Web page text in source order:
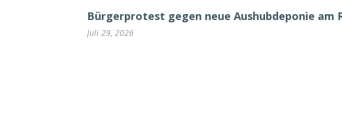
Bürgerprotest gegen neue Aushubdeponie am
Juli 29, 2026